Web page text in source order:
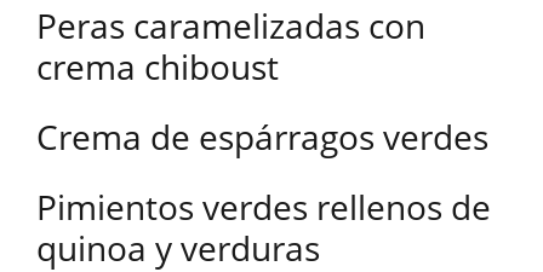
Peras caramelizadas con
crema chiboust
Crema de espárragos verdes
Pimientos verdes rellenos de
quinoa y verduras